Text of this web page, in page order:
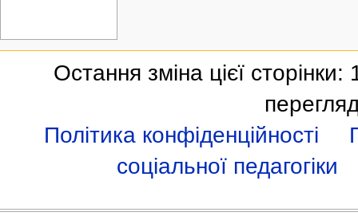
Остання зміна цієї
Політика конфіденційності
соціальної педагогіки